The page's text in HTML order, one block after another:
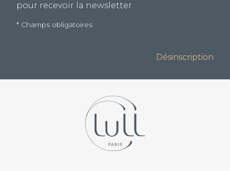
pour recevoir la newsletter.
* Champs obligatoires
Désinscription